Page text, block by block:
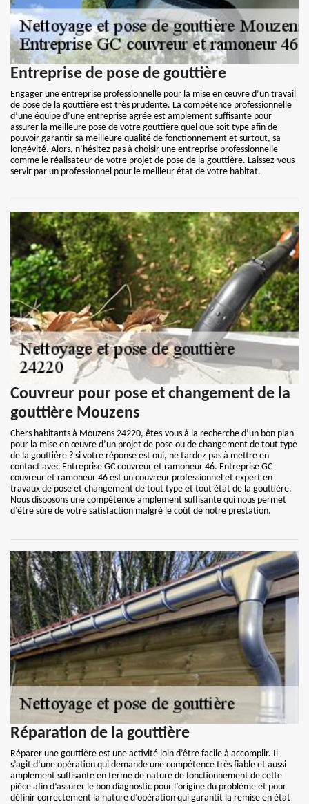
Entreprise de pose de gouttière
Engager une entreprise professionnelle pour la mise en œuvre d’un travail
de pose de la gouttière est très prudente. La compétence professionnelle
d’une équipe d’une entreprise agrée est amplement suffisante pour
assurer la meilleure pose de votre gouttière quel que soit type afin de
pouvoir garantir sa meilleure qualité de fonctionnement et surtout, sa
longévité. Alors, n’hésitez pas à choisir une entreprise professionnelle
comme le réalisateur de votre projet de pose de la gouttière. Laissez-vous
servir par un professionnel pour le meilleur état de votre habitat.
Couvreur pour pose et changement de la
gouttière Mouzens
Chers habitants à Mouzens 24220, êtes-vous à la recherche d’un bon plan
pour la mise en œuvre d’un projet de pose ou de changement de tout type
de la gouttière ? si votre réponse est oui, ne tardez pas à mettre en
contact avec Entreprise GC couvreur et ramoneur 46. Entreprise GC
couvreur et ramoneur 46 est un couvreur professionnel et expert en
travaux de pose et changement de tout type et tout état de la gouttière.
Nous disposons une compétence amplement suffisante qui nous permet
d’être sûre de votre satisfaction malgré le coût de notre prestation.
Réparation de la gouttière
Réparer une gouttière est une activité loin d’être facile à accomplir. Il
s’agit d’une opération qui demande une compétence très fiable et aussi
amplement suffisante en terme de nature de fonctionnement de cette
pièce afin d’assurer le bon diagnostic pour l’origine du problème et pour
définir correctement la nature d’opération qui garantit la remise en état